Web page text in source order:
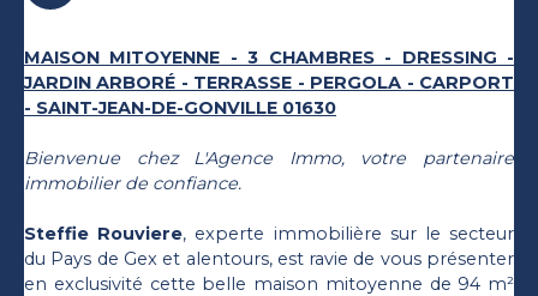
MAISON MITOYENNE - 3 CHAMBRES - DRESSING -
JARDIN ARBORÉ - TERRASSE - PERGOLA - CARPORT
- SAINT-JEAN-DE-GONVILLE 01630
Bienvenue chez L'Agence Immo, votre partenaire
immobilier de confiance.
Steffie Rouviere, experte immobilière sur le secteur
du Pays de Gex et alentours, est ravie de vous présenter
en exclusivité cette belle maison mitoyenne de 94 m²